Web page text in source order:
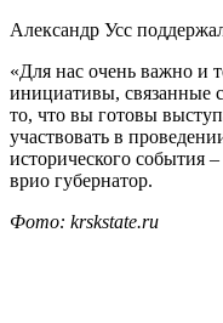
Александр Усс
«Для нас очень важно и
инициативы, связанные
то, что вы готовы
участвовать в
исторического события
врио губернатор.
Фото: krskstate.ru